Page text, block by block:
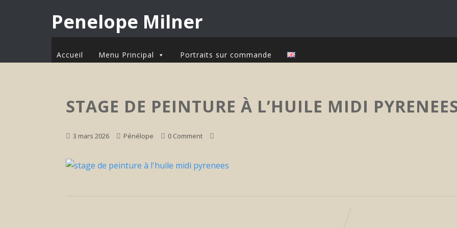
Penelope Milner
Accueil Menu Principal Portraits sur commande
STAGE DE PEINTURE À L’HUILE MIDI
3 mars 2026 Pénélope 0 Comment